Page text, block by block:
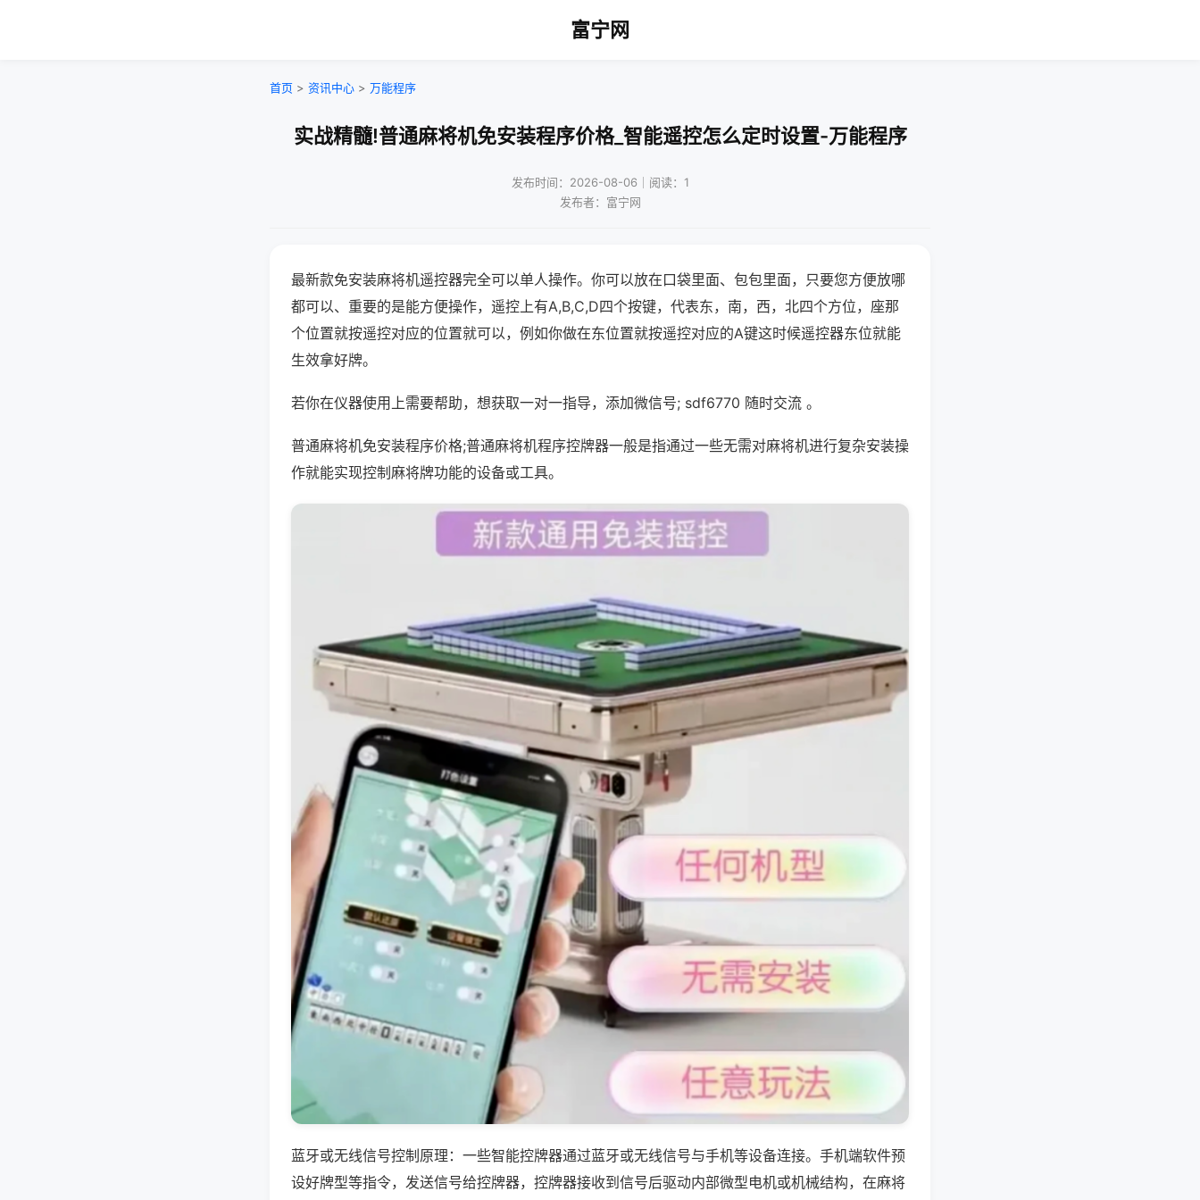
富宁网
首页 > 资讯中心 > 万能程序
实战精髓!普通麻将机免安装程序价格_智能遥控怎么定时设置-万能程序
发布时间：2026-08-06｜阅读：1
发布者：富宁网
最新款免安装麻将机遥控器完全可以单人操作。你可以放在口袋里面、包包里面，只要您方便放哪
都可以、重要的是能方便操作，遥控上有A,B,C,D四个按键，代表东，南，西，北四个方位，座那
个位置就按遥控对应的位置就可以，例如你做在东位置就按遥控对应的A键这时候遥控器东位就能
生效拿好牌。
若你在仪器使用上需要帮助，想获取一对一指导，添加微信号; sdf6770 随时交流 。
普通麻将机免安装程序价格;普通麻将机程序控牌器一般是指通过一些无需对麻将机进行复杂安装操
作就能实现控制麻将牌功能的设备或工具。
蓝牙或无线信号控制原理：一些智能控牌器通过蓝牙或无线信号与手机等设备连接。手机端软件预
设好牌型等指令，发送信号给控牌器，控牌器接收到信号后驱动内部微型电机或机械结构，在麻将